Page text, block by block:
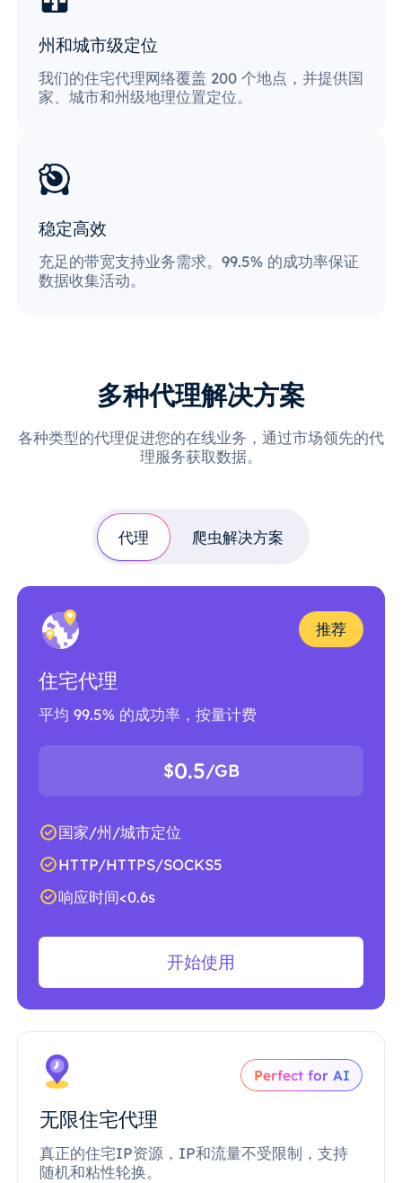
州和城市级定位
我们的住宅代理网络覆盖 200 个地点，并提供国
家、城市和州级地理位置定位。
稳定高效
充足的带宽支持业务需求。99.5% 的成功率保证
数据收集活动。
多种代理解决方案
各种类型的代理促进您的在线业务，通过市场领先的代
理服务获取数据。
代理 爬虫解决方案
推荐
住宅代理
平均 99.5% 的成功率，按量计费
$0.5/GB
国家/州/城市定位
HTTP/HTTPS/SOCKS5
响应时间<0.6s
开始使用
Perfect for AI
无限住宅代理
真正的住宅IP资源，IP和流量不受限制，支持
随机和粘性轮换。